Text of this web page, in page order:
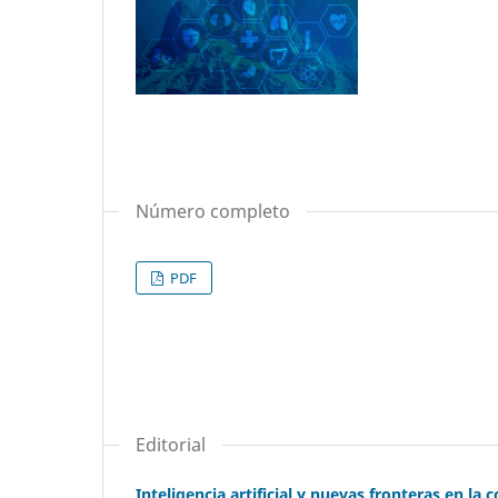
Número completo
PDF
Editorial